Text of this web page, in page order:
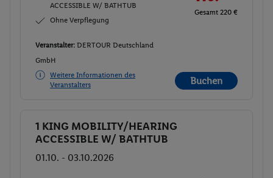
ACCESSIBLE W/ BATHTUB
Ohne Verpflegung
Gesamt 220 €
Veranstalter: DERTOUR Deutschland
GmbH
Weitere Informationen des
Veranstalters
Buchen
Buchen
1 KING MOBILITY/HEARING
ACCESSIBLE W/ BATHTUB
01.10. - 03.10.2026